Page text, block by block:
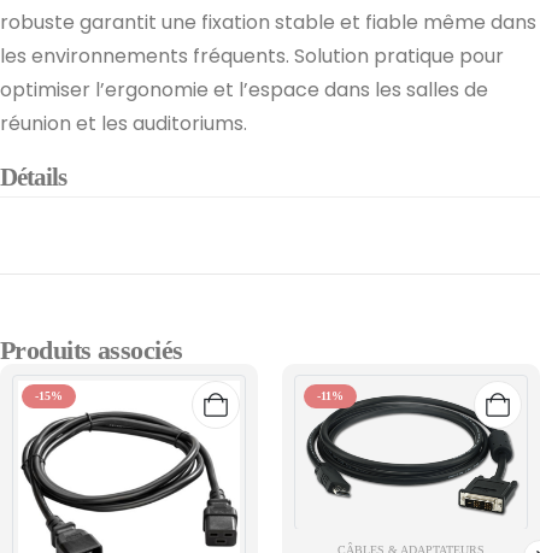
robuste garantit une fixation stable et fiable même dans
les environnements fréquents. Solution pratique pour
optimiser l’ergonomie et l’espace dans les salles de
réunion et les auditoriums.
Détails
Produits associés
-15% -11%
CÂBLES & ADAPTATEURS